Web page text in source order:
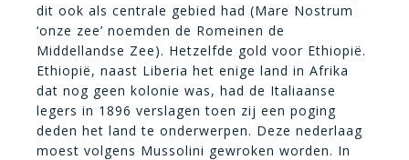
dit ook als centrale gebied had (Mare Nostrum
‘onze zee’ noemden de Romeinen de
Middellandse Zee). Hetzelfde gold voor Ethiopië.
Ethiopië, naast Liberia het enige land in Afrika
dat nog geen kolonie was, had de Italiaanse
legers in 1896 verslagen toen zij een poging
deden het land te onderwerpen. Deze nederlaag
moest volgens Mussolini gewroken worden. In